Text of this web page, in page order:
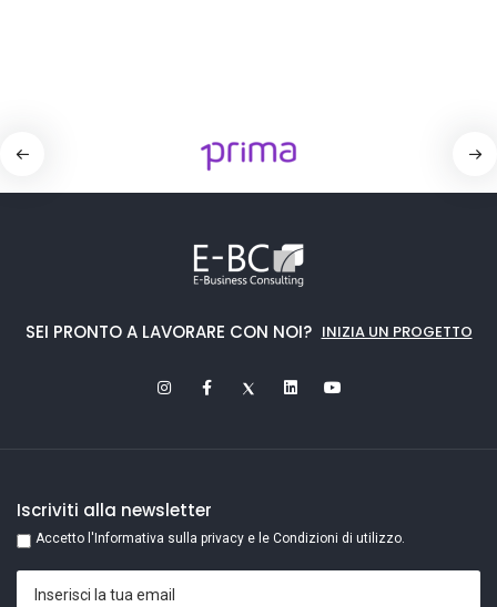
SEI PRONTO A LAVORARE CON NOI? INIZIA UN PROGETTO
Iscriviti alla newsletter
Accetto l'Informativa sulla privacy e le Condizioni di utilizzo.